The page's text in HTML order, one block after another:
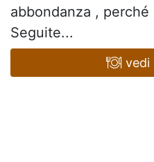
abbondanza , perché
Seguite...
vedi